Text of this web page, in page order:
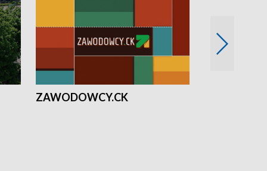
ZAWODOWCY.CK